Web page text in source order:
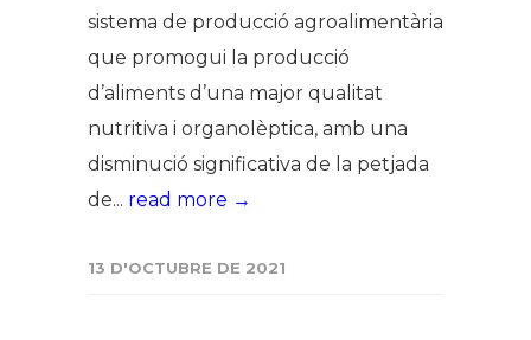
sistema de producció agroalimentària
que promogui la producció
d’aliments d’una major qualitat
nutritiva i organolèptica, amb una
disminució significativa de la petjada
de... read more →
13 D'OCTUBRE DE 2021